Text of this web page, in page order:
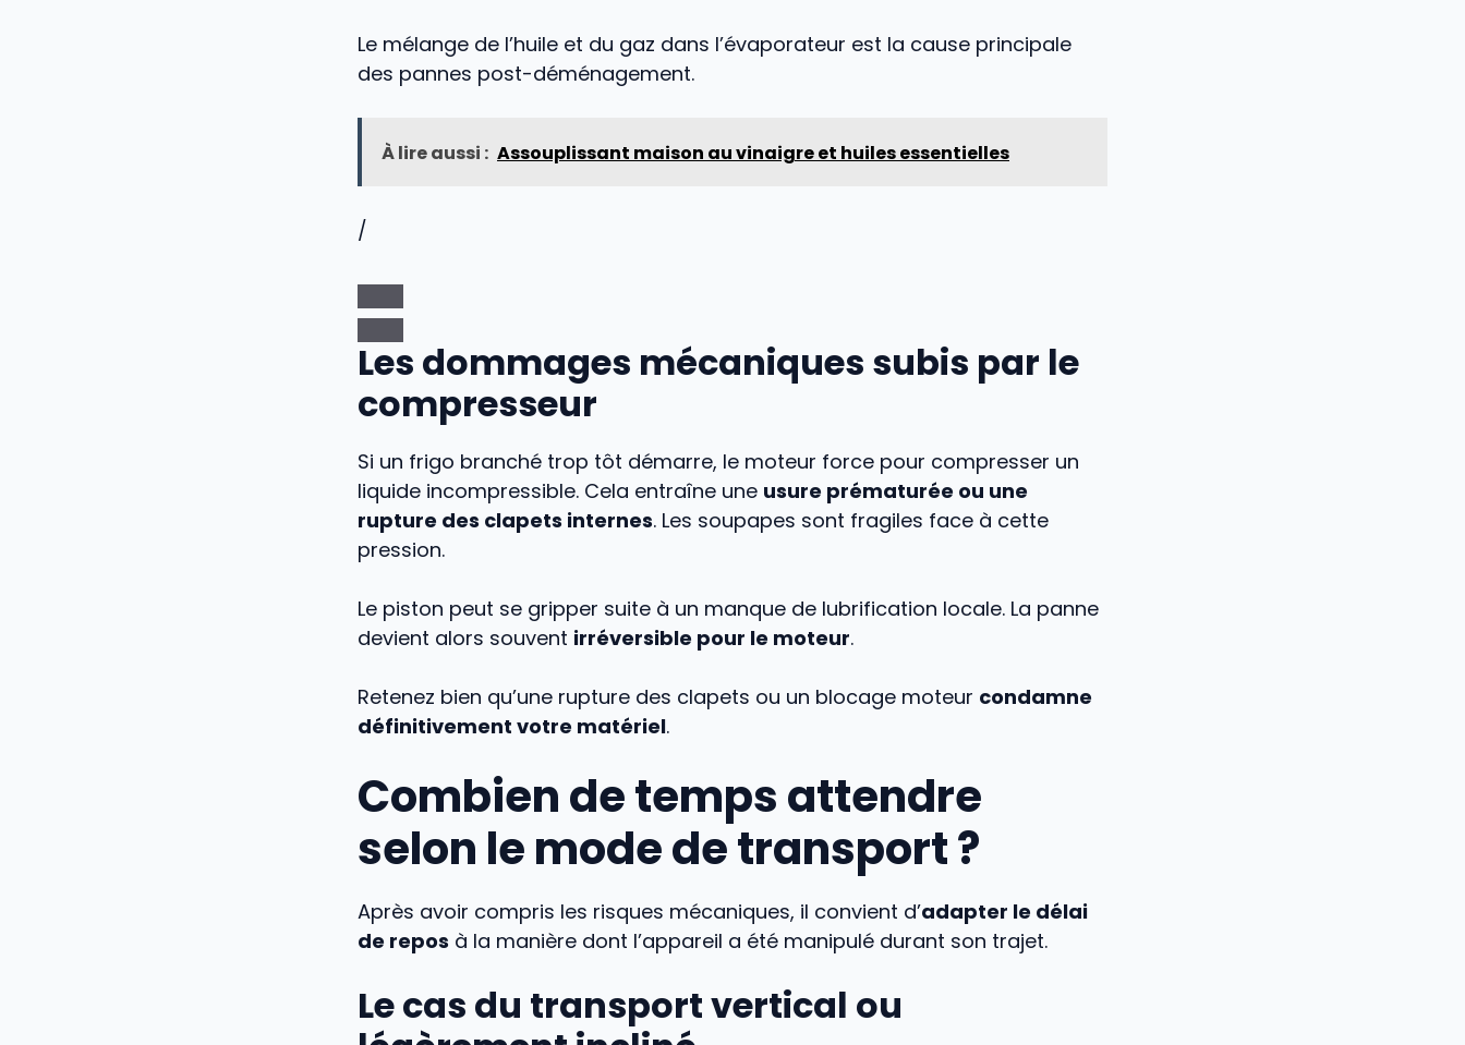
Le mélange de l’huile et du gaz dans l’évaporateur est la cause principale
des pannes post-déménagement.
À lire aussi : Assouplissant maison au vinaigre et huiles essentielles
/
Les dommages mécaniques subis par le
compresseur
Si un frigo branché trop tôt démarre, le moteur force pour compresser un
liquide incompressible. Cela entraîne une usure prématurée ou une
rupture des clapets internes. Les soupapes sont fragiles face à cette
pression.
Le piston peut se gripper suite à un manque de lubrification locale. La panne
devient alors souvent irréversible pour le moteur.
Retenez bien qu’une rupture des clapets ou un blocage moteur condamne
définitivement votre matériel.
Combien de temps attendre
selon le mode de transport ?
Après avoir compris les risques mécaniques, il convient d’adapter le délai
de repos à la manière dont l’appareil a été manipulé durant son trajet.
Le cas du transport vertical ou